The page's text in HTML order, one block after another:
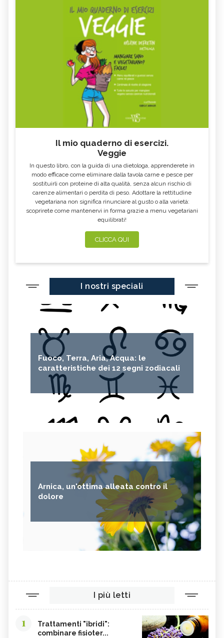
Il mio quaderno di esercizi.
Veggie
In questo libro, con la guida di una dietologa, apprenderete in
modo efficace come eliminare dalla tavola carne e pesce per
sostituirli con proteine di alta qualità, senza alcun rischio di
carenze alimentari o perdita di peso. Adottare la rettitudine
vegetariana non significa rinunciare al gusto o alla varietà:
scoprirete come mantenervi in forma grazie a menu vegetariani
equilibrati!
CLICCA QUI
I nostri speciali
Fuoco, Terra, Aria, Acqua: le
caratteristiche dei 12 segni zodiacali
Arnica, un'ottima alleata contro il
dolore
I più letti
1
Trattamenti "ibridi":
combinare fisioter...